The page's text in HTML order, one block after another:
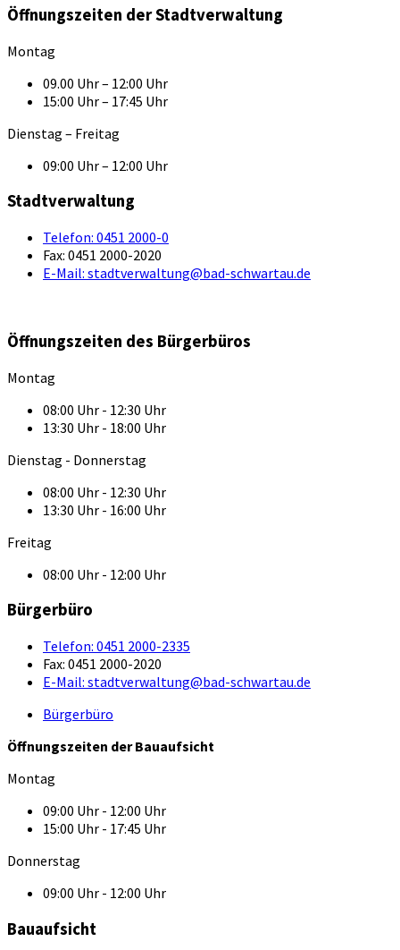
Öffnungszeiten der Stadtverwaltung
Montag
09.00 Uhr – 12:00 Uhr
15:00 Uhr – 17:45 Uhr
Dienstag – Freitag
09:00 Uhr – 12:00 Uhr
Stadtverwaltung
Telefon: 0451 2000-0
Fax: 0451 2000-2020
E-Mail: stadtverwaltung@bad-schwartau.de
Öffnungszeiten des Bürgerbüros
Montag
08:00 Uhr - 12:30 Uhr
13:30 Uhr - 18:00 Uhr
Dienstag - Donnerstag
08:00 Uhr - 12:30 Uhr
13:30 Uhr - 16:00 Uhr
Freitag
08:00 Uhr - 12:00 Uhr
Bürgerbüro
Telefon: 0451 2000-2335
Fax: 0451 2000-2020
E-Mail: stadtverwaltung@bad-schwartau.de
Bürgerbüro
Öffnungszeiten der Bauaufsicht
Montag
09:00 Uhr - 12:00 Uhr
15:00 Uhr - 17:45 Uhr
Donnerstag
09:00 Uhr - 12:00 Uhr
Bauaufsicht